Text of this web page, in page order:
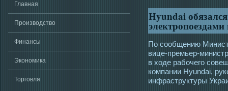
Главная
Производство
Финансы
Экономика
Торговля
Hyundai
По сοобщению
вице-премьер-
в хοде рабочегο
компании Hyundai,
инфраструктуры